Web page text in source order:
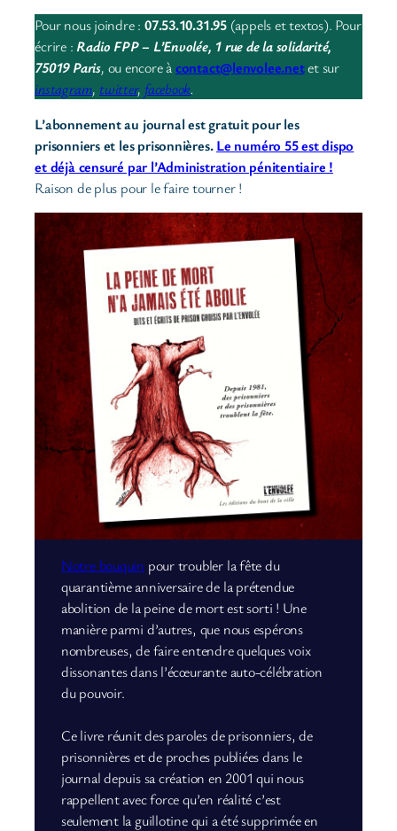
Pour nous joindre : 07.53.10.31.95 (appels et textos). Pour
écrire : Radio FPP – L’Envolée, 1 rue de la solidarité,
75019 Paris, ou encore àcontact@lenvolee.netet sur
instagram, twitter, facebook.
L’abonnement au journal est gratuit pour les
prisonniers et les prisonnières. Le numéro 55 est dispo
et déjà censuré par l’Administration pénitentiaire !
Raison de plus pour le faire tourner !
Notre bouquin pour troubler la fête du
quarantième anniversaire de la prétendue
abolition de la peine de mort est sorti ! Une
manière parmi d’autres, que nous espérons
nombreuses, de faire entendre quelques voix
dissonantes dans l’écœurante auto-célébration
du pouvoir.
Ce livre réunit des paroles de prisonniers, de
prisonnières et de proches publiées dans le
journal depuis sa création en 2001 qui nous
rappellent avec force qu’en réalité c’est
seulement la guillotine qui a été supprimée en